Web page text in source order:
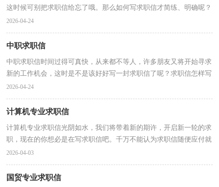
这时候可别把求职信给忘了哦。那么如何写求职信才简练、明确呢？
下面是小编帮大家整理的关于应聘求职信，欢迎阅读，希望...
2026-04-24
中职求职信
中职求职信时间过得可真快，从来都不等人，许多朋友又将开始寻求
新的工作机会，这时是不是该好好写一封求职信了呢？求职信怎样写
才能让人满意呢？以下是小编帮大家整理的中职求职信，仅...
2026-04-24
计算机专业求职信
计算机专业求职信光阴如水，我们将带着新的期许，开启新一轮的求
职，现在的你想必是在写求职信吧。千万不能认为求职信随便应付就
可以喔，以下是小编精心整理的计算机专业求职信，仅供...
2026-04-03
国贸专业求职信